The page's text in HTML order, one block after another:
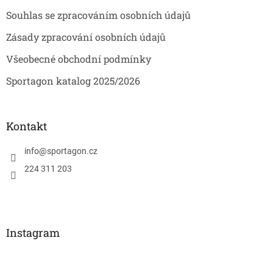
Souhlas se zpracováním osobních údajů
Zásady zpracování osobních údajů
Všeobecné obchodní podmínky
Sportagon katalog 2025/2026
Kontakt
info@sportagon.cz
224 311 203
Instagram